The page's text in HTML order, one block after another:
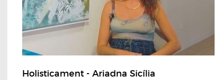
Holisticament - Ariadna Sicília